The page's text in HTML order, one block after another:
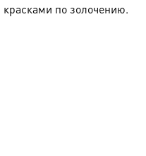
по золочению.